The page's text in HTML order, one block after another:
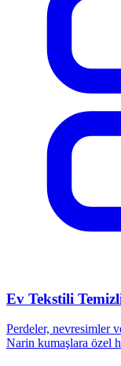
Ev Tekstili
Perdeler, nevresimler
Narin kumaşlara özel